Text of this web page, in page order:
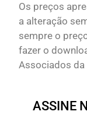
Os preços
a alteração
sempre o
fazer o
Associados da
ASSINE